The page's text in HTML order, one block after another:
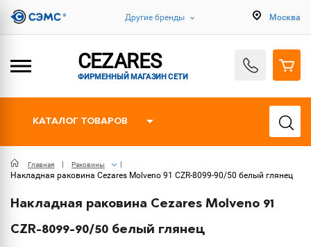
Другие бренды Москва
CEZARES
ФИРМЕННЫЙ МАГАЗИН СЕТИ
КАТАЛОГ ТОВАРОВ
Главная Раковины
Накладная раковина Cezares Molveno 91 CZR-8099-90/50 белый глянец
Накладная раковина Cezares Molveno 91
CZR-8099-90/50 белый глянец